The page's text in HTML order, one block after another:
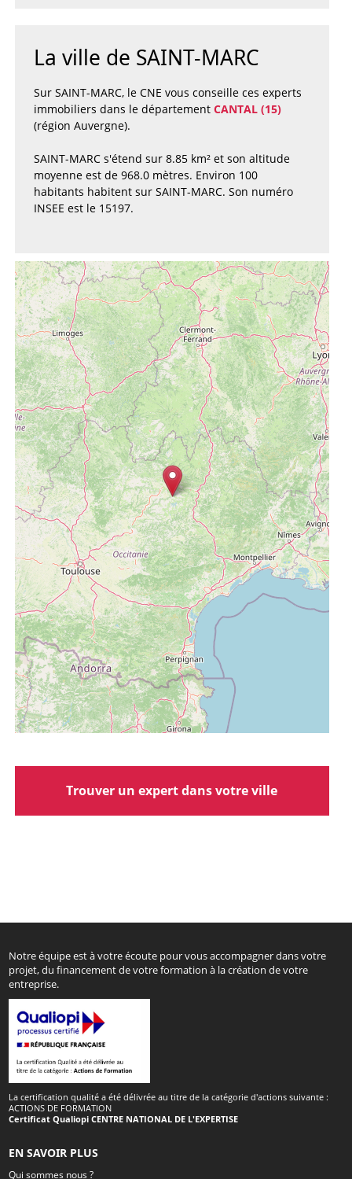
La ville de SAINT-MARC
Sur SAINT-MARC, le CNE vous conseille ces experts
immobiliers dans le département CANTAL (15)
(région Auvergne).
SAINT-MARC s'étend sur 8.85 km² et son altitude
moyenne est de 968.0 mètres. Environ 100
habitants habitent sur SAINT-MARC. Son numéro
INSEE est le 15197.
Trouver un expert dans votre ville
Notre équipe est à votre écoute pour vous accompagner dans votre
projet, du financement de votre formation à la création de votre
entreprise.
La certification qualité a été délivrée au titre de la catégorie d'actions suivante :
ACTIONS DE FORMATION
Certificat Qualiopi CENTRE NATIONAL DE L'EXPERTISE
EN SAVOIR PLUS
Qui sommes nous ?